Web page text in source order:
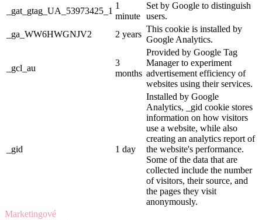
_gat_gtag_UA_53973425_1
1
minute
Set by Google to distinguish
users.
_ga_WW6HWGNJV2
2 years
This cookie is installed by
Google Analytics.
_gcl_au
3
months
Provided by Google Tag
Manager to experiment
advertisement efficiency of
websites using their services.
_gid 1 day
Installed by Google
Analytics, _gid cookie stores
information on how visitors
use a website, while also
creating an analytics report of
the website's performance.
Some of the data that are
collected include the number
of visitors, their source, and
the pages they visit
anonymously.
Marketingové